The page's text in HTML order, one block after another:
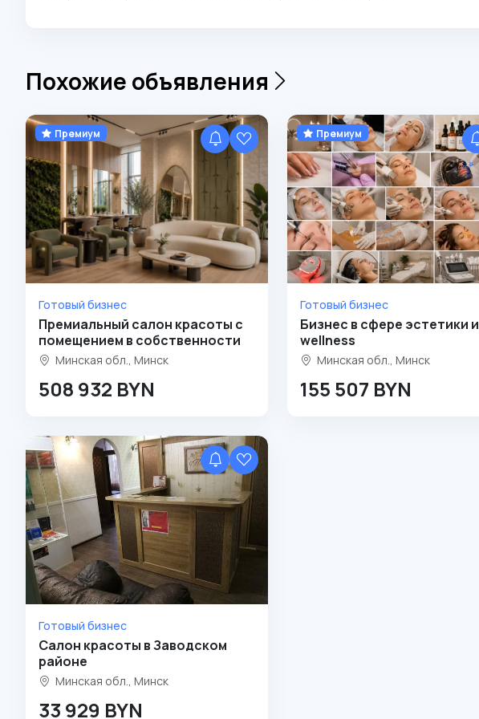
Похожие объявления
Премиум
Готовый бизнес
Премиальный салон красоты с
помещением в собственности
Минская обл., Минск
508 932 BYN
Премиум
Готовый бизнес
Бизнес в сфере эстетики и
wellness
Минская обл., Минск
155 507 BYN
Готовый бизнес
Салон красоты в Заводском
районе
Минская обл., Минск
33 929 BYN